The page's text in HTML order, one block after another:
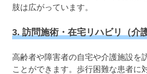
肢は広がっています。
3. 訪問施術・在宅リハビリ（介
高齢者や障害者の自宅や介護施設を
ことができます。歩行困難な患者に